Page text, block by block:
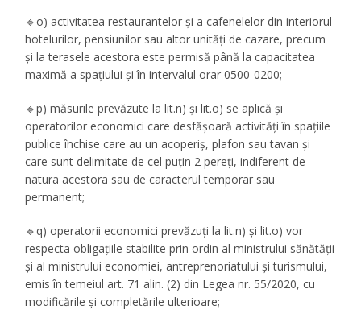
🔹o) activitatea restaurantelor și a cafenelelor din interiorul
hotelurilor, pensiunilor sau altor unități de cazare, precum
și la terasele acestora este permisă până la capacitatea
maximă a spațiului și în intervalul orar 0500-0200;
🔹p) măsurile prevăzute la lit.n) și lit.o) se aplică și
operatorilor economici care desfășoară activități în spațiile
publice închise care au un acoperiș, plafon sau tavan și
care sunt delimitate de cel puțin 2 pereți, indiferent de
natura acestora sau de caracterul temporar sau
permanent;
🔹q) operatorii economici prevăzuți la lit.n) și lit.o) vor
respecta obligațiile stabilite prin ordin al ministrului sănătății
și al ministrului economiei, antreprenoriatului și turismului,
emis în temeiul art. 71 alin. (2) din Legea nr. 55/2020, cu
modificările și completările ulterioare;